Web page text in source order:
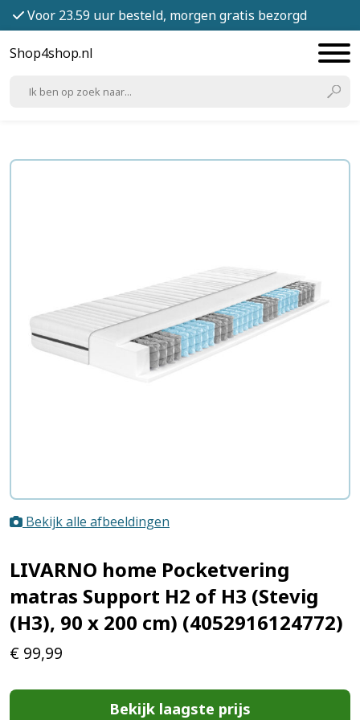
Voor 23.59 uur besteld, morgen gratis bezorgd
Shop4shop.nl
Bekijk alle afbeeldingen
LIVARNO home Pocketvering
matras Support H2 of H3 (Stevig
(H3), 90 x 200 cm) (4052916124772)
€ 99,99
Bekijk laagste prijs